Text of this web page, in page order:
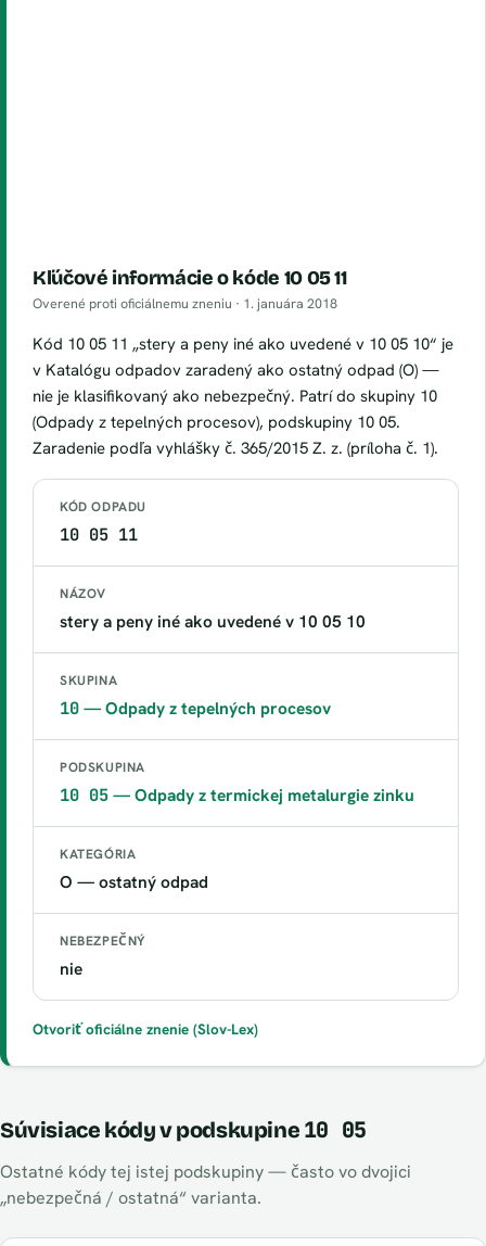
Kľúčové informácie o kóde 10 05 11
Overené proti oficiálnemu zneniu · 1. januára 2018
Kód 10 05 11 „stery a peny iné ako uvedené v 10 05 10“ je
v Katalógu odpadov zaradený ako ostatný odpad (O) —
nie je klasifikovaný ako nebezpečný. Patrí do skupiny 10
(Odpady z tepelných procesov), podskupiny 10 05.
Zaradenie podľa vyhlášky č. 365/2015 Z. z. (príloha č. 1).
KÓD ODPADU
10 05 11
NÁZOV
stery a peny iné ako uvedené v 10 05 10
SKUPINA
10— Odpady z tepelných procesov
PODSKUPINA
10 05— Odpady z termickej metalurgie zinku
KATEGÓRIA
O — ostatný odpad
NEBEZPEČNÝ
nie
Otvoriť oficiálne znenie (Slov-Lex)
Súvisiace kódy v podskupine 10 05
Ostatné kódy tej istej podskupiny — často vo dvojici
„nebezpečná / ostatná“ varianta.